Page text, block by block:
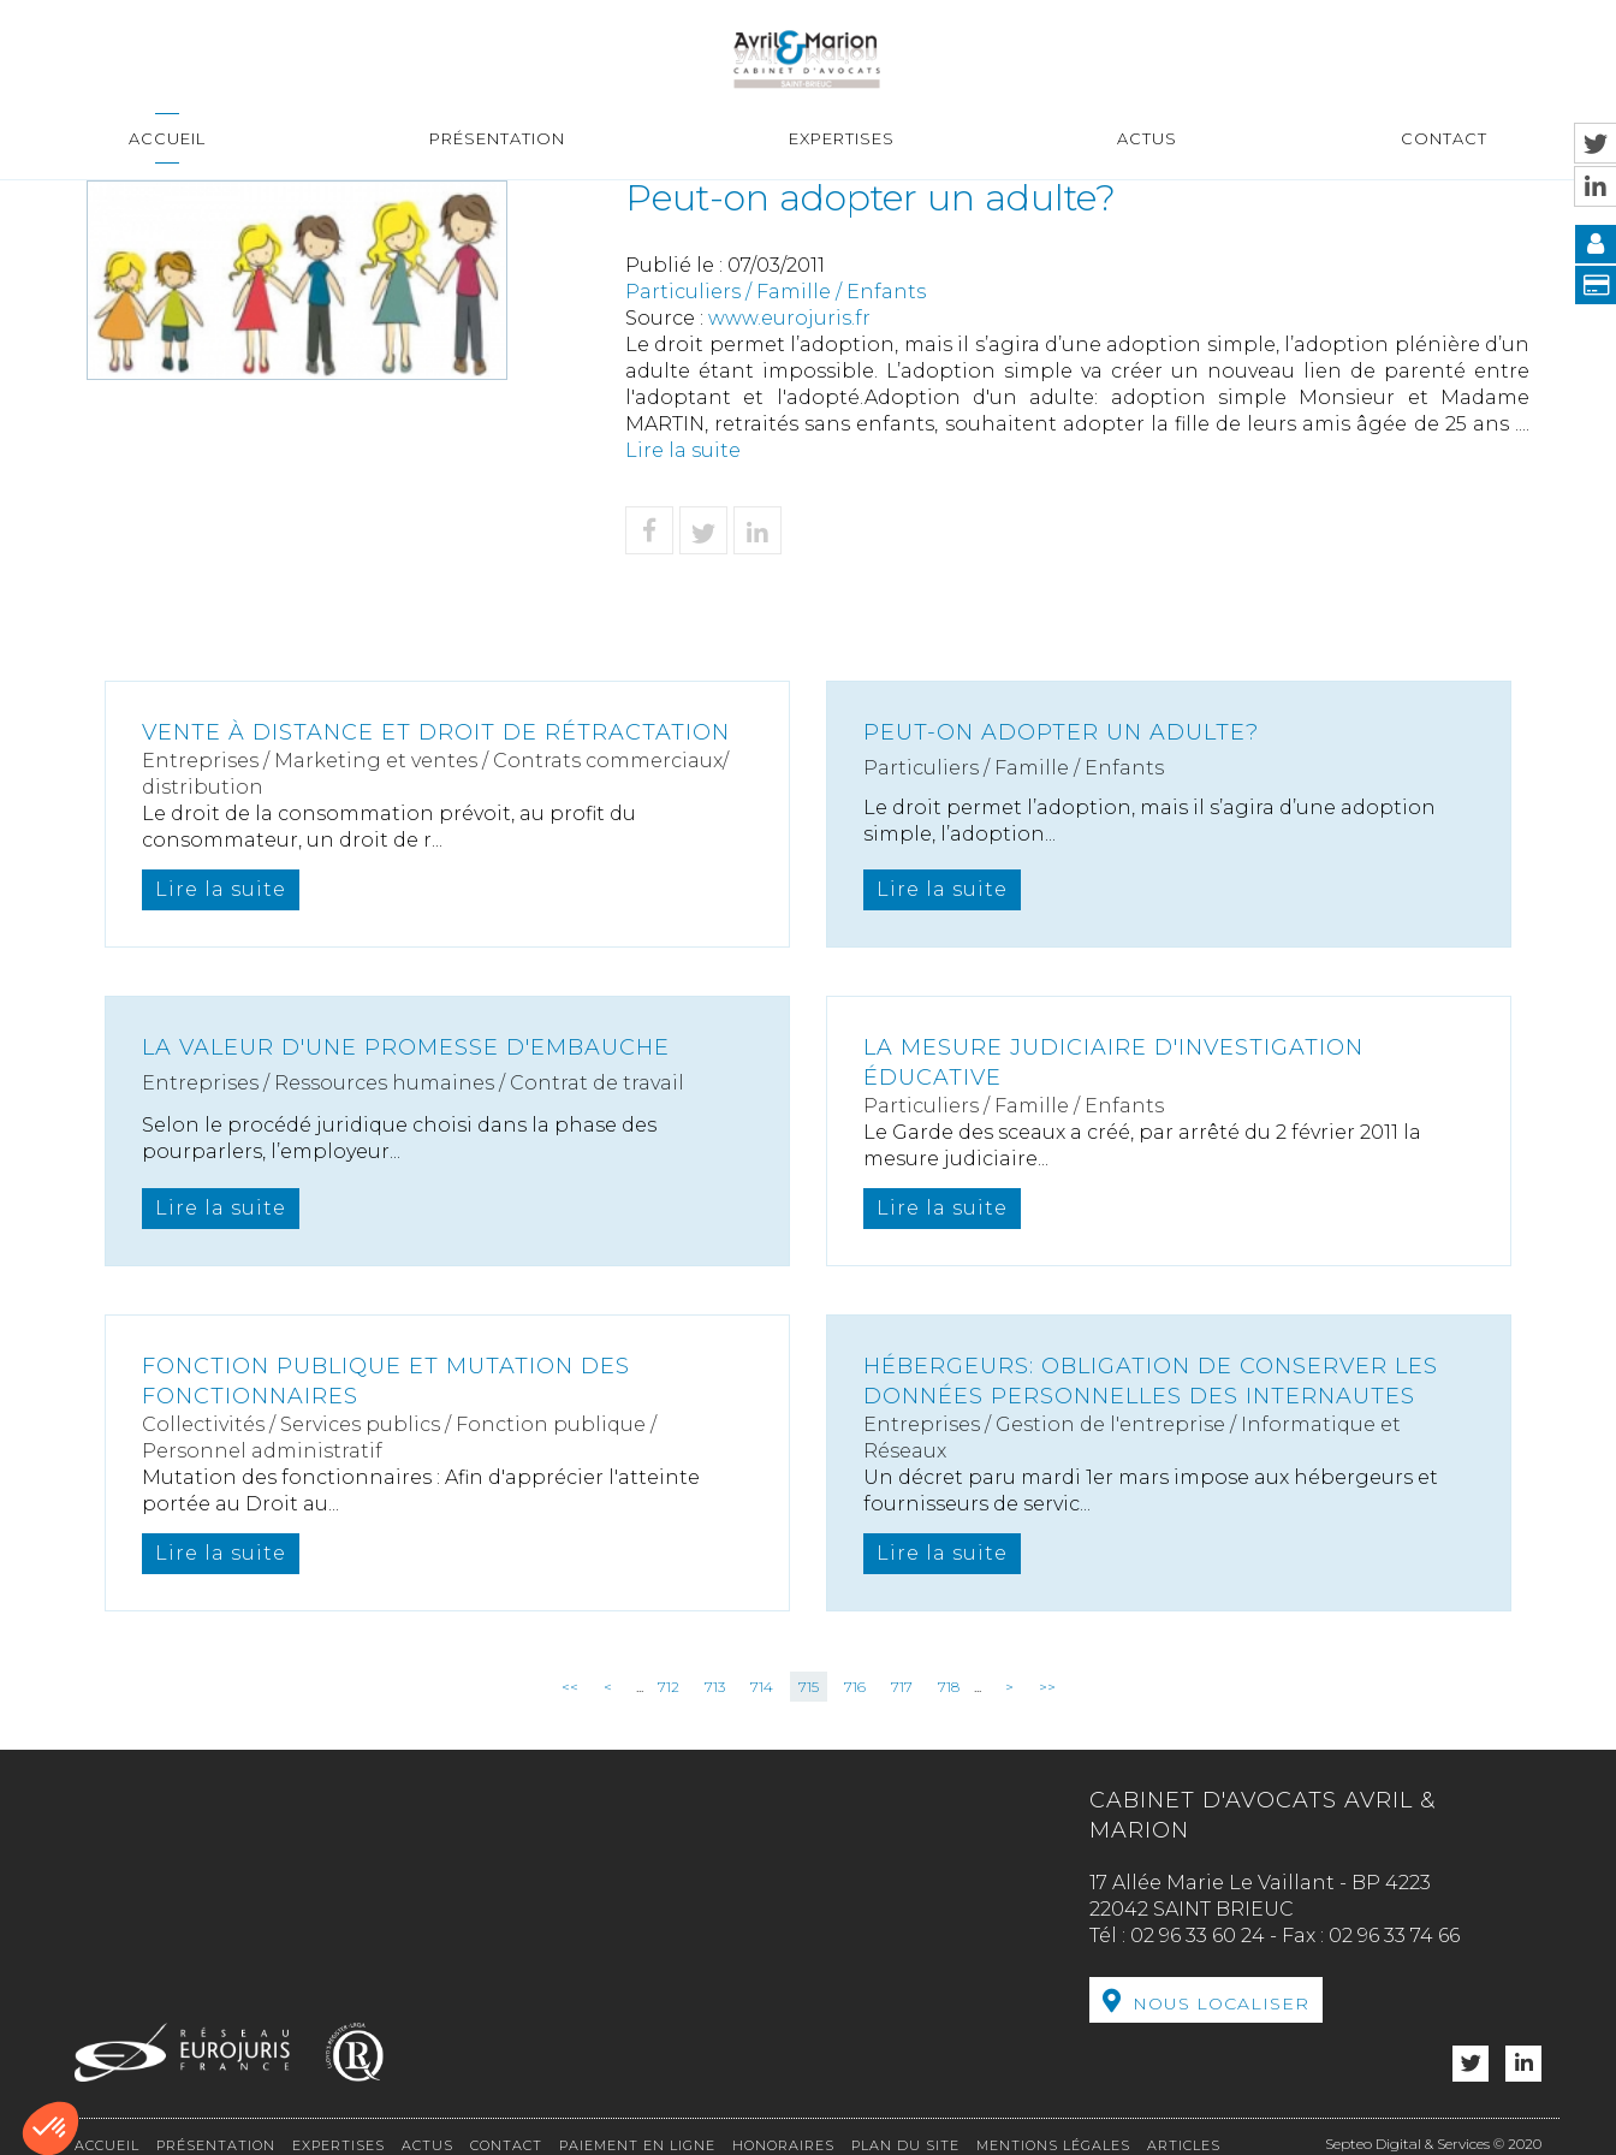
ACCUEIL PRÉSENTATION EXPERTISES ACTUS CONTACT
Peut-on adopter un adulte?
Publié le : 07/03/2011
Particuliers / Famille / Enfants
Source : www.eurojuris.fr
Le droit permet l’adoption, mais il s’agira d’une adoption simple, l’adoption plénière d’un
adulte étant impossible. L’adoption simple va créer un nouveau lien de parenté entre
l'adoptant et l'adopté.Adoption d'un adulte: adoption simple Monsieur et Madame
MARTIN, retraités sans enfants, souhaitent adopter la fille de leurs amis âgée de 25 ans ....
Lire la suite
VENTE À DISTANCE ET DROIT DE RÉTRACTATION
Entreprises / Marketing et ventes / Contrats commerciaux/
distribution
Le droit de la consommation prévoit, au profit du
consommateur, un droit de r...
Lire la suite
PEUT-ON ADOPTER UN ADULTE?
Particuliers / Famille / Enfants
Le droit permet l’adoption, mais il s’agira d’une adoption
simple, l’adoption...
Lire la suite
LA VALEUR D'UNE PROMESSE D'EMBAUCHE
Entreprises / Ressources humaines / Contrat de travail
Selon le procédé juridique choisi dans la phase des
pourparlers, l’employeur...
Lire la suite
LA MESURE JUDICIAIRE D'INVESTIGATION
ÉDUCATIVE
Particuliers / Famille / Enfants
Le Garde des sceaux a créé, par arrêté du 2 février 2011 la
mesure judiciaire...
Lire la suite
FONCTION PUBLIQUE ET MUTATION DES
FONCTIONNAIRES
Collectivités / Services publics / Fonction publique /
Personnel administratif
Mutation des fonctionnaires : Afin d'apprécier l'atteinte
portée au Droit au...
Lire la suite
HÉBERGEURS: OBLIGATION DE CONSERVER LES
DONNÉES PERSONNELLES DES INTERNAUTES
Entreprises / Gestion de l'entreprise / Informatique et
Réseaux
Un décret paru mardi 1er mars impose aux hébergeurs et
fournisseurs de servic...
Lire la suite
<< < ... 712 713 714 715 716 717 718 ... > >>
CABINET D'AVOCATS AVRIL &
MARION
17 Allée Marie Le Vaillant - BP 4223
22042 SAINT BRIEUC
Tél : 02 96 33 60 24 - Fax : 02 96 33 74 66
NOUS LOCALISER
ACCUEIL PRÉSENTATION EXPERTISES ACTUS CONTACT PAIEMENT EN LIGNE HONORAIRES PLAN DU SITE MENTIONS LÉGALES ARTICLES Septeo Digital & Services © 2020